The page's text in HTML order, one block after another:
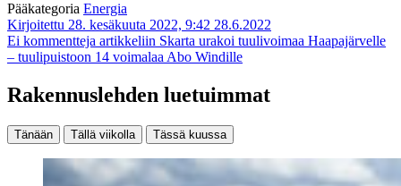
Pääkategoria Energia
Kirjoitettu 28. kesäkuuta 2022, 9:42 28.6.2022
Ei kommentteja artikkeliin Skarta urakoi tuulivoimaa Haapajärvelle
– tuulipuistoon 14 voimalaa Abo Windille
Rakennuslehden luetuimmat
Tänään Tällä viikolla Tässä kuussa